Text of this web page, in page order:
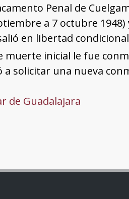
Penal de
a 7 octubre
en libertad
muerte inicial le fue
solicitar una nueva
de Guadalajara